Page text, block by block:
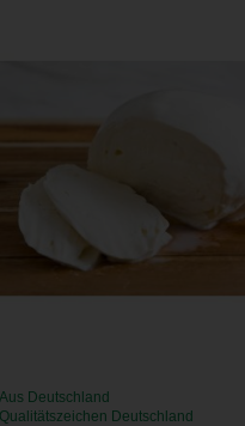
Aus Deutschland
Qualitätszeichen Deutschland